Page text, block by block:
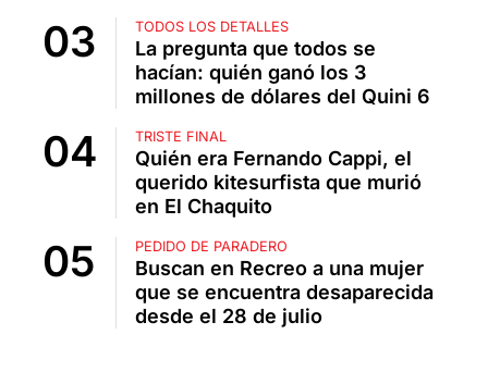
TODOS LOS DETALLES
La pregunta que todos se
hacían: quién ganó los 3
millones de dólares del Quini 6
TRISTE FINAL
Quién era Fernando Cappi, el
querido kitesurfista que murió
en El Chaquito
PEDIDO DE PARADERO
Buscan en Recreo a una mujer
que se encuentra desaparecida
desde el 28 de julio